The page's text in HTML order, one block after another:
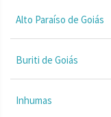
Alto Paraíso de Goiás
Buriti de Goiás
Inhumas